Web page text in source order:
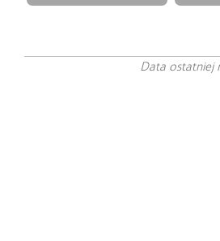
Data ostatniej